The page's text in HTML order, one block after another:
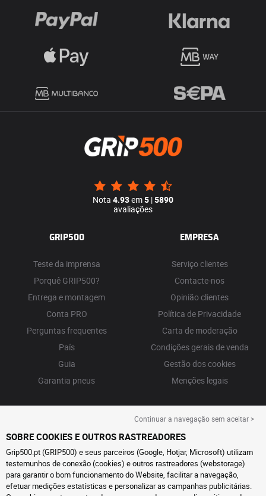
Nota 4.93em5 |5890
avaliações
GRIP500
Teste da imprensa
Porquê GRIP500?
Entrega e montagem
Conta PRO
Perguntas frequentes
País
Guia
Garantia pneus
EMPRESA
Serviço clientes
Contacte-nos
Opinião clientes
Política de Privacidade
Carta de moderação
Condições gerais de venda
Gestão dos cookies
Menções legais
Continuar a navegação sem aceitar >
SOBRE COOKIES E OUTROS RASTREADORES
Grip500.pt (GRIP500) e seus parceiros (Google, Hotjar, Microsoft) utilizam
testemunhos de conexão (cookies) e outros rastreadores (webstorage)
para garantir o bom funcionamento do Website, facilitar a navegação,
efetuar medições estatísticas e personalizar as campanhas publicitárias.